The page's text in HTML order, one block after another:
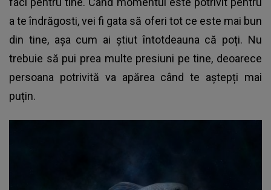
a te îndrăgosti, vei fi gata să oferi tot ce este mai bun
din tine, așa cum ai știut întotdeauna că poți. Nu
trebuie să pui prea multe presiuni pe tine, deoarece
persoana potrivită va apărea când te aștepți mai
puțin.